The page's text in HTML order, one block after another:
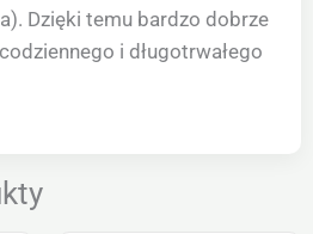
Dzięki temu bardzo dobrze
i długotrwałego